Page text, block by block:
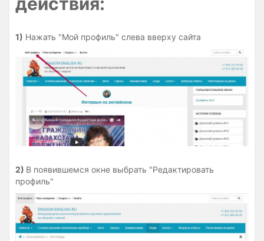
1) Нажать "Мой профиль" слева вверху сайта
2) В появившемся окне выбрать "Редактировать
профиль"